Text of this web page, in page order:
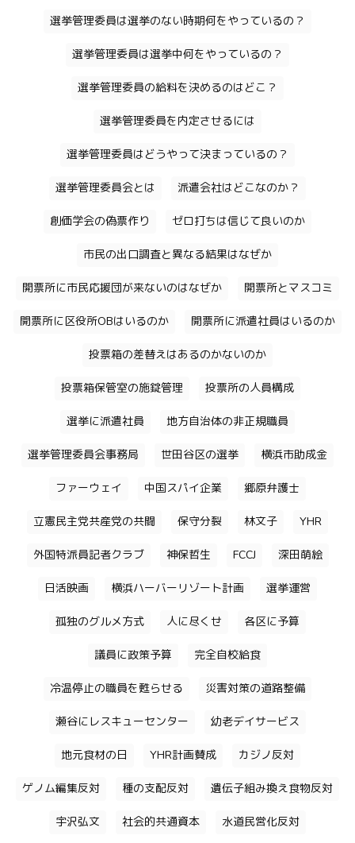
選挙管理委員は選挙のない時期何をやっているの？
選挙管理委員は選挙中何をやっているの？
選挙管理委員の給料を決めるのはどこ？
選挙管理委員を内定させるには
選挙管理委員はどうやって決まっているの？
選挙管理委員会とは 派遣会社はどこなのか？
創価学会の偽票作り ゼロ打ちは信じて良いのか
市民の出口調査と異なる結果はなぜか
開票所に市民応援団が来ないのはなぜか 開票所とマスコミ
開票所に区役所OBはいるのか 開票所に派遣社員はいるのか
投票箱の差替えはあるのかないのか
投票箱保管室の施錠管理 投票所の人員構成
選挙に派遣社員 地方自治体の非正規職員
選挙管理委員会事務局 世田谷区の選挙 横浜市助成金
ファーウェイ 中国スパイ企業 郷原弁護士
立憲民主党共産党の共闘 保守分裂 林文子 YHR
外国特派員記者クラブ 神保哲生 FCCJ 深田萌絵
日活映画 横浜ハーバーリゾート計画 選挙運営
孤独のグルメ方式 人に尽くせ 各区に予算
議員に政策予算 完全自校給食
冷温停止の職員を甦らせる 災害対策の道路整備
瀬谷にレスキューセンター 幼老デイサービス
地元食材の日 YHR計画賛成 カジノ反対
ゲノム編集反対 種の支配反対 遺伝子組み換え食物反対
宇沢弘文 社会的共通資本 水道民営化反対